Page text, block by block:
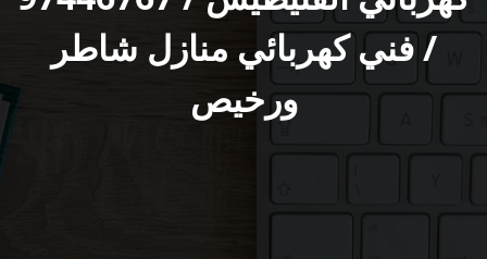
/ فني كهربائي منازل شاطر
ورخيص